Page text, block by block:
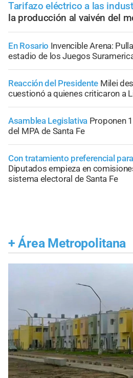
Tarifazo eléctrico a las
la producción al vaivén del
En Rosario Invencible Arena:
estadio de los Juegos
Reacción del Presidente Milei
cuestionó a quienes criticaron a
Asamblea Legislativa Proponen
del MPA de Santa Fe
Con tratamiento preferencial
Diputados empieza en
sistema electoral de Santa Fe
+ Área Metropolitana